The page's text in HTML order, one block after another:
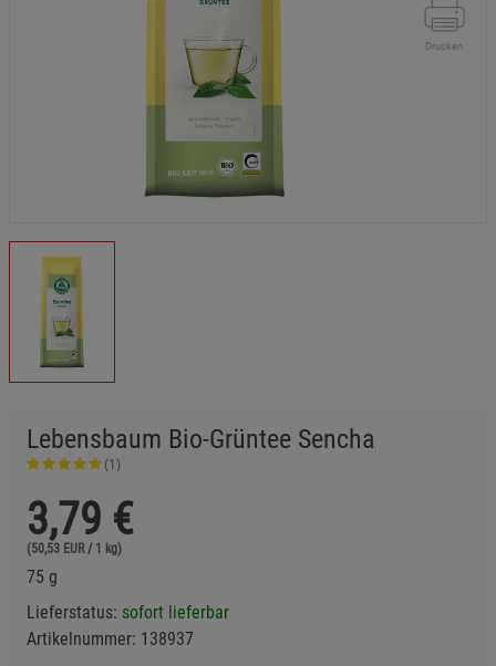
Drucken
Lebensbaum Bio-Grüntee Sencha
(1)
3,79 €
(50,53 EUR / 1 kg)
75 g
Lieferstatus: sofort lieferbar
Artikelnummer: 138937